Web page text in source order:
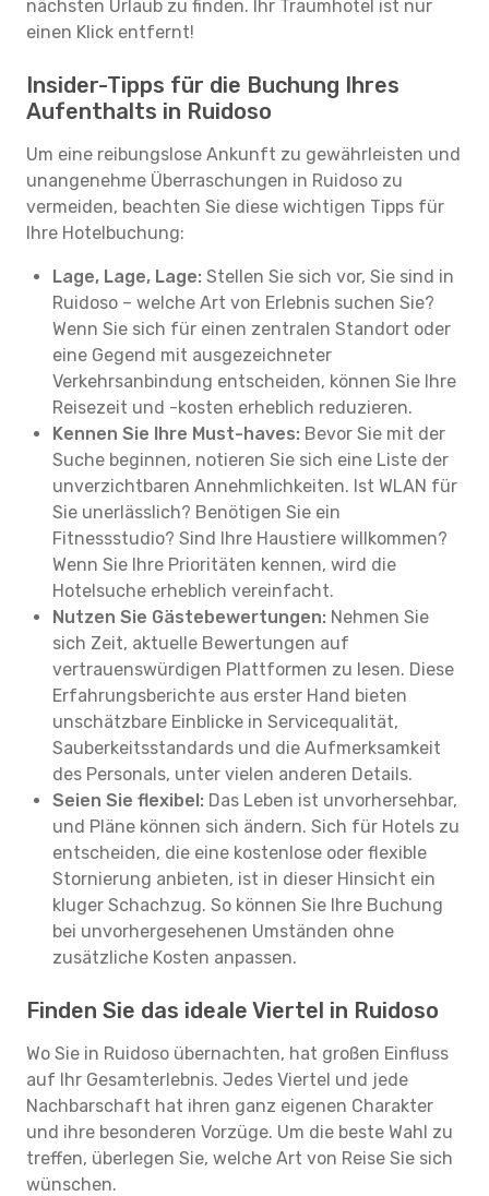
nächsten Urlaub zu finden. Ihr Traumhotel ist nur
einen Klick entfernt!
Insider-Tipps für die Buchung Ihres
Aufenthalts in Ruidoso
Um eine reibungslose Ankunft zu gewährleisten und
unangenehme Überraschungen in Ruidoso zu
vermeiden, beachten Sie diese wichtigen Tipps für
Ihre Hotelbuchung:
Lage, Lage, Lage: Stellen Sie sich vor, Sie sind in
Ruidoso – welche Art von Erlebnis suchen Sie?
Wenn Sie sich für einen zentralen Standort oder
eine Gegend mit ausgezeichneter
Verkehrsanbindung entscheiden, können Sie Ihre
Reisezeit und -kosten erheblich reduzieren.
Kennen Sie Ihre Must-haves: Bevor Sie mit der
Suche beginnen, notieren Sie sich eine Liste der
unverzichtbaren Annehmlichkeiten. Ist WLAN für
Sie unerlässlich? Benötigen Sie ein
Fitnessstudio? Sind Ihre Haustiere willkommen?
Wenn Sie Ihre Prioritäten kennen, wird die
Hotelsuche erheblich vereinfacht.
Nutzen Sie Gästebewertungen: Nehmen Sie
sich Zeit, aktuelle Bewertungen auf
vertrauenswürdigen Plattformen zu lesen. Diese
Erfahrungsberichte aus erster Hand bieten
unschätzbare Einblicke in Servicequalität,
Sauberkeitsstandards und die Aufmerksamkeit
des Personals, unter vielen anderen Details.
Seien Sie flexibel: Das Leben ist unvorhersehbar,
und Pläne können sich ändern. Sich für Hotels zu
entscheiden, die eine kostenlose oder flexible
Stornierung anbieten, ist in dieser Hinsicht ein
kluger Schachzug. So können Sie Ihre Buchung
bei unvorhergesehenen Umständen ohne
zusätzliche Kosten anpassen.
Finden Sie das ideale Viertel in Ruidoso
Wo Sie in Ruidoso übernachten, hat großen Einfluss
auf Ihr Gesamterlebnis. Jedes Viertel und jede
Nachbarschaft hat ihren ganz eigenen Charakter
und ihre besonderen Vorzüge. Um die beste Wahl zu
treffen, überlegen Sie, welche Art von Reise Sie sich
wünschen.